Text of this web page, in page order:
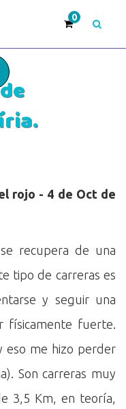
rojo - 4 de Oct de
recupera de una
tipo de carreras es
y seguir una
físicamente fuerte.
eso me hizo perder
Son carreras muy
3,5 Km, en teoría,